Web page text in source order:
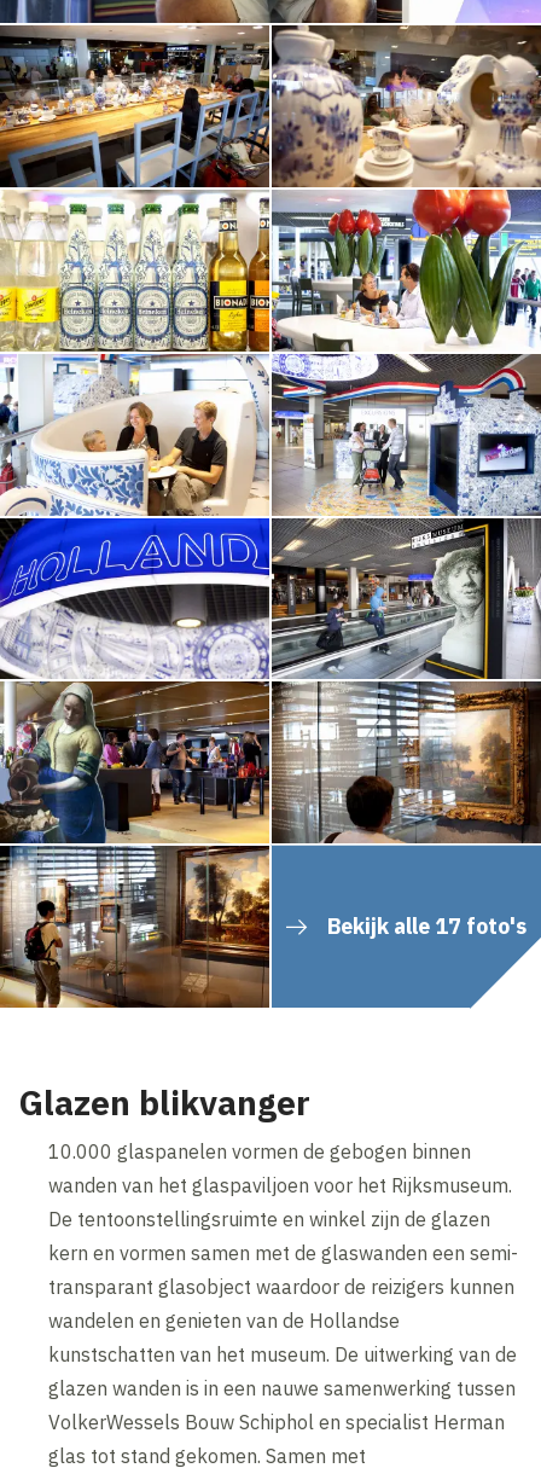
Bekijk alle 17 foto's
Glazen blikvanger
10.000 glaspanelen vormen de gebogen binnen
wanden van het glaspaviljoen voor het Rijksmuseum.
De tentoonstellingsruimte en winkel zijn de glazen
kern en vormen samen met de glaswanden een semi-
transparant glasobject waardoor de reizigers kunnen
wandelen en genieten van de Hollandse
kunstschatten van het museum. De uitwerking van de
glazen wanden is in een nauwe samenwerking tussen
VolkerWessels Bouw Schiphol en specialist Herman
glas tot stand gekomen. Samen met